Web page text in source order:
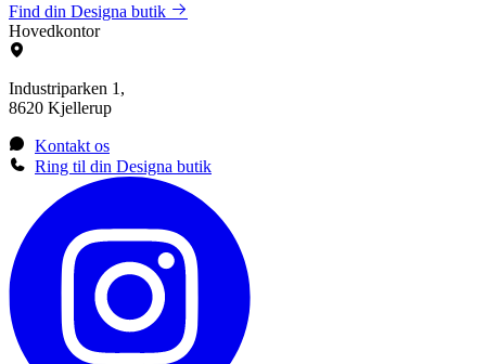
Find din Designa butik
Hovedkontor
Industriparken 1,
8620 Kjellerup
Kontakt os
Ring til din Designa butik